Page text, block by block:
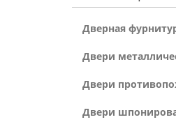
Дверная
Двери
Двери
Двери